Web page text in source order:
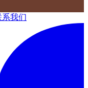
系我们